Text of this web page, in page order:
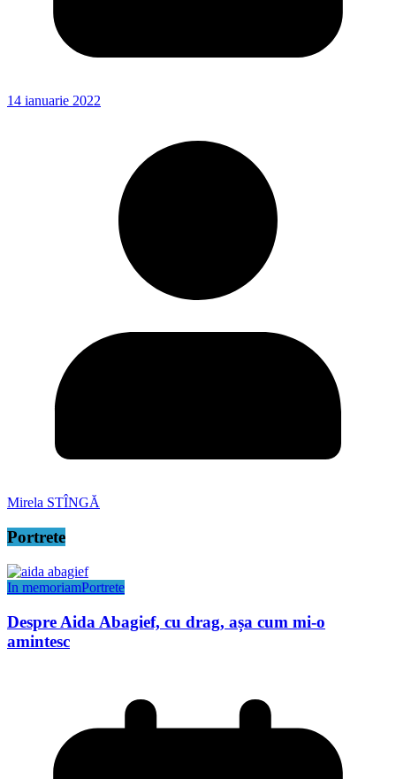
14 ianuarie 2022
Mirela STÎNGĂ
Portrete
In memoriamPortrete
Despre Aida Abagief, cu drag, așa cum mi-o
amintesc